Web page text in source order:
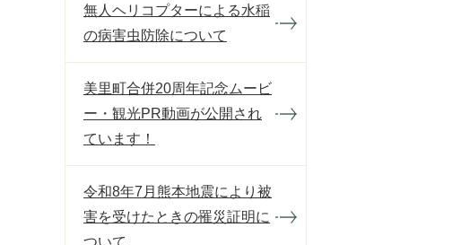
無人ヘリコプターによる水稲
の病害虫防除について
美里町合併20周年記念ムービ
ー・観光PR動画が公開され
ています！
令和8年7月熊本地震により被
害を受けたときの罹災証明に
ついて